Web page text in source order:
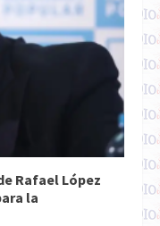
Rafael López
la